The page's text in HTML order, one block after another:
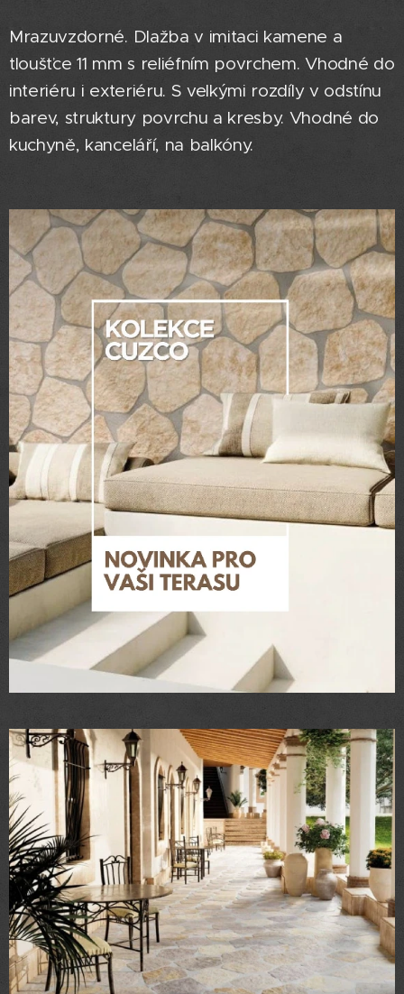
Mrazuvzdorné. Dlažba v imitaci kamene a
tloušťce 11 mm s reliéfním povrchem. Vhodné do
interiéru i exteriéru. S velkými rozdíly v odstínu
barev, struktury povrchu a kresby. Vhodné do
kuchyně, kanceláří, na balkóny.